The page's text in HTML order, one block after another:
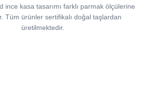
ince kasa tasarımı farklı parmak ölçülerine
Tüm ürünler sertifikalı doğal taşlardan
üretilmektedir.